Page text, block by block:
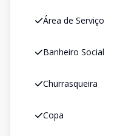
Área de Serviço
Banheiro Social
Churrasqueira
Copa